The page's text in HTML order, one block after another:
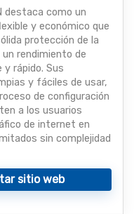
destaca como un
y económico que
protección de la
rendimiento de
y rápido. Sus
y fáciles de usar,
de configuración
a los usuarios
de internet en
sin complejidad
sitio web